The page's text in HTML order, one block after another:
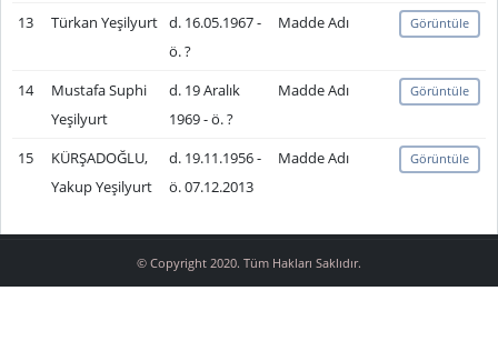
13 Türkan Yeşilyurt d. 16.05.1967 -
ö. ?
Madde Adı Görüntüle
14
Mustafa Suphi
Yeşilyurt
d. 19 Aralık
1969 - ö. ?
Madde Adı Görüntüle
15
KÜRŞADOĞLU,
Yakup Yeşilyurt
d. 19.11.1956 -
ö. 07.12.2013
Madde Adı Görüntüle
© Copyright 2020. Tüm Hakları Saklıdır.